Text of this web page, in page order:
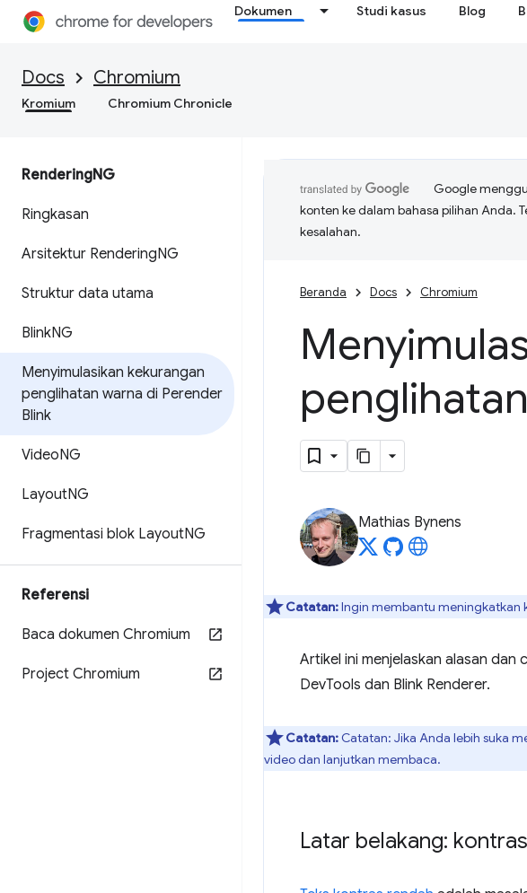
Dokumen Studi kasus Blog
Docs Chromium
Kromium Chromium Chronicle
RenderingNG
Ringkasan
Arsitektur RenderingNG
Struktur data utama
BlinkNG
Menyimulasikan kekurangan
penglihatan warna di Perender
Blink
VideoNG
LayoutNG
Fragmentasi blok LayoutNG
Referensi
Baca dokumen Chromium
Project Chromium
Google
konten ke dalam bahasa pilihan Anda.
kesalahan.
Beranda Docs Chromium
Mathias Bynens
Catatan:Ingin membantu meningkatkan
Artikel ini menjelaskan alasan dan
DevTools dan Blink Renderer.
Catatan: Catatan: Jika Anda lebih suka
video dan lanjutkan membaca.
Latar belakang: